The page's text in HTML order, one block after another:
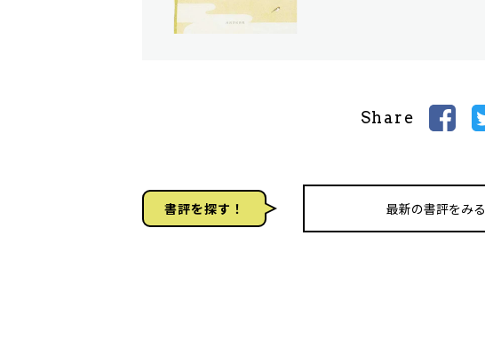
Share
書評を探す！ 最新の書評をみる